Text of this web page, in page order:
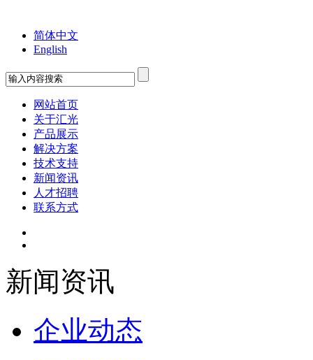
简体中文
English
网站首页
关于汇光
产品展示
解决方案
技术支持
新闻资讯
人才招聘
联系方式
新闻资讯
企业动态